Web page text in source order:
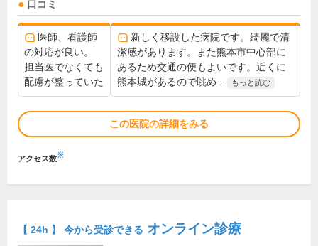
口コミ
医師、看護師
の対応が良い。
担当医でなくても
配慮が整っていた
新しく移設した病院です。綺麗で清
潔感があります。また熊本市中心部に
あるため交通の便もよいです。近くに
熊本城があるので眺め...
もっと読む
この医院の詳細をみる
アクセス数※
【 24h 】 今から受診できる オンライン診療